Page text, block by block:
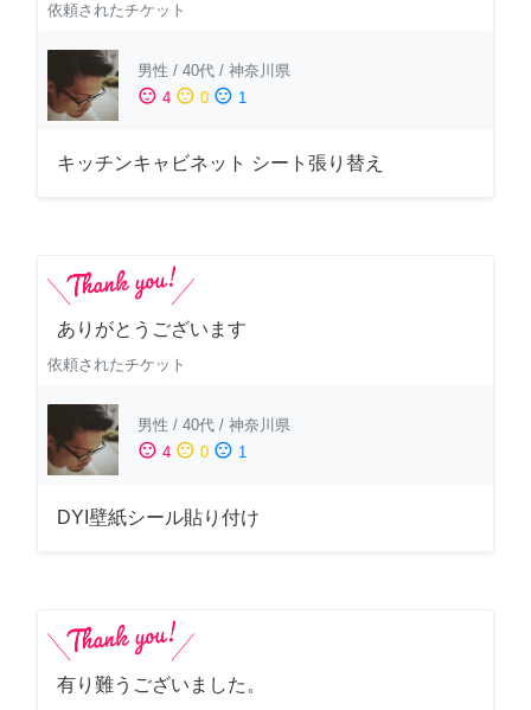
依頼されたチケット
男性 / 40代 / 神奈川県
sentiment_satisfied 4 sentiment_neutral 0 sentiment_dissatisfied 1
キッチンキャビネット シート張り替え
ありがとうございます
依頼されたチケット
男性 / 40代 / 神奈川県
sentiment_satisfied 4 sentiment_neutral 0 sentiment_dissatisfied 1
DYI壁紙シール貼り付け
有り難うございました。